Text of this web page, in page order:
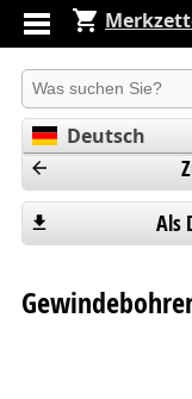
Produkt suchen
Deutsch
Español
Als